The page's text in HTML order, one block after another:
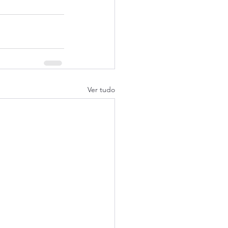
Ver tudo